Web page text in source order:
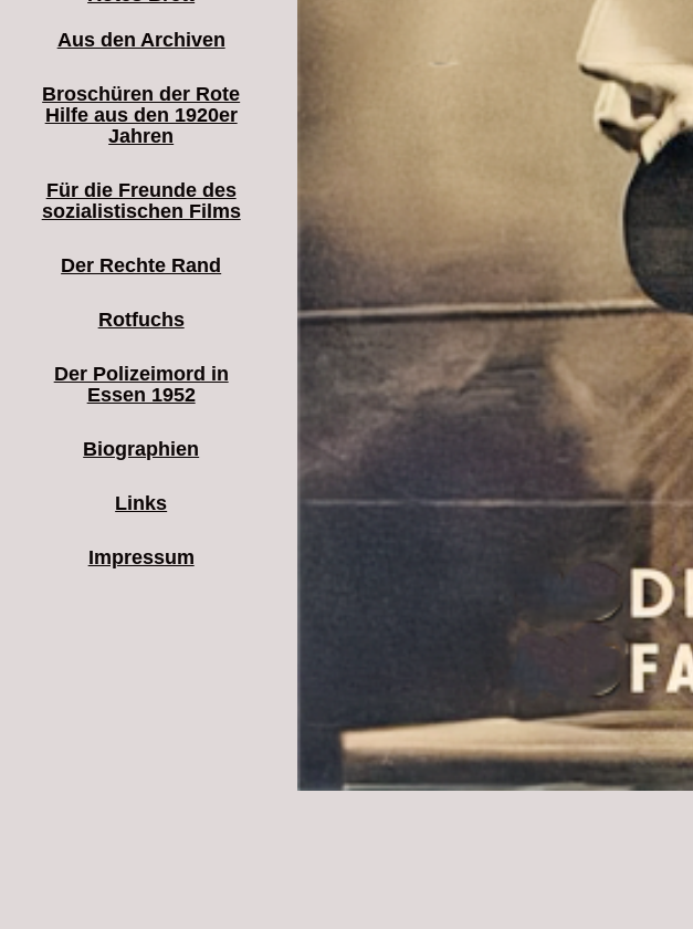
Aus den Archiven
Broschüren der Rote
Hilfe aus den 1920er
Jahren
Für die Freunde des
sozialistischen Films
Der Rechte Rand
Rotfuchs
Der Polizeimord in
Essen 1952
Biographien
Links
Impressum